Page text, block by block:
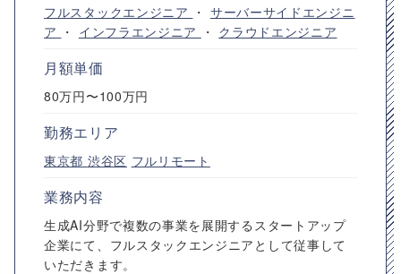
フルスタックエンジニア ・ サーバーサイドエンジニ
ア ・ インフラエンジニア ・ クラウドエンジニア
月額単価
80万円〜100万円
勤務エリア
東京都 渋谷区 フルリモート
業務内容
生成AI分野で複数の事業を展開するスタートアップ
企業にて、フルスタックエンジニアとして従事して
いただきます。